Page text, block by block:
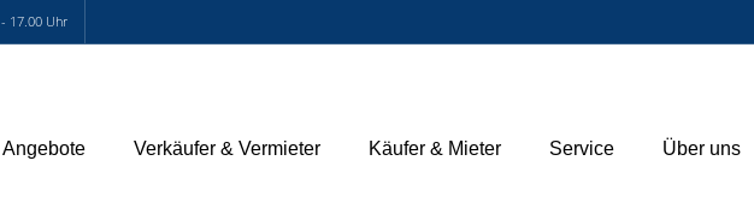
17.00 Uhr
Angebote Verkäufer & Vermieter Käufer & Mieter Service Über uns